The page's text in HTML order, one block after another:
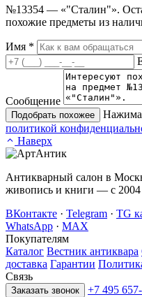
№13354 — «"Сталин"».
похожие предметы из
Имя *
Сообщение
Подобрать похожее
политикой
Наверх
Антикварный салон в
живопись и книги — с 2004
ВКонтакте · Telegram · TG
WhatsApp · MAX
Покупателям
Каталог Вестник антиквара
доставка Гарантии
Связь
Заказать звонок +7 495